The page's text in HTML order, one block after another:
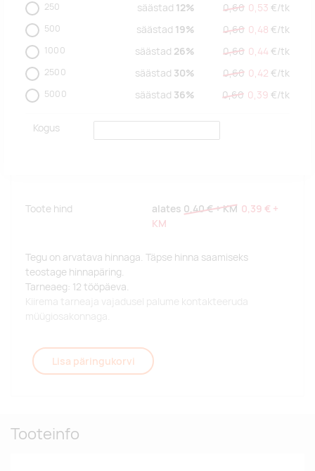
250 säästad 12% 0,60 0,53 €/tk
500 säästad 19% 0,60 0,48 €/tk
1000 säästad 26% 0,60 0,44 €/tk
2500 säästad 30% 0,60 0,42 €/tk
5000 säästad 36% 0,60 0,39 €/tk
Kogus
Toote hind alates 0,40 €+ KM 0,39 € +
KM
Tegu on arvatava hinnaga. Täpse hinna saamiseks
teostage hinnapäring.
Tarneaeg: 12 tööpäeva.
Kiirema tarneaja vajadusel palume kontakteeruda
müügiosakonnaga.
Lisa päringukorvi
Tooteinfo